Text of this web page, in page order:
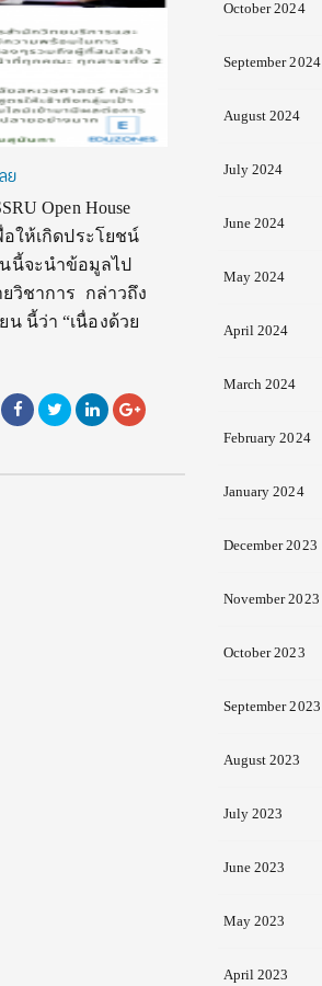
ย
Open House
ให้เกิดประโยชน์
นี้จะนำข้อมูลไป
วิชาการ กล่าวถึง
น นี้ว่า “เนื่องด้วย
October 2024
September 2024
August 2024
July 2024
June 2024
May 2024
April 2024
March 2024
February 2024
January 2024
December 2023
November 2023
October 2023
September 2023
August 2023
July 2023
June 2023
May 2023
April 2023